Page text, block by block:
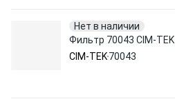
Нет в наличии
Фильтр 70043 CIM-TEK
CIM-TEK70043